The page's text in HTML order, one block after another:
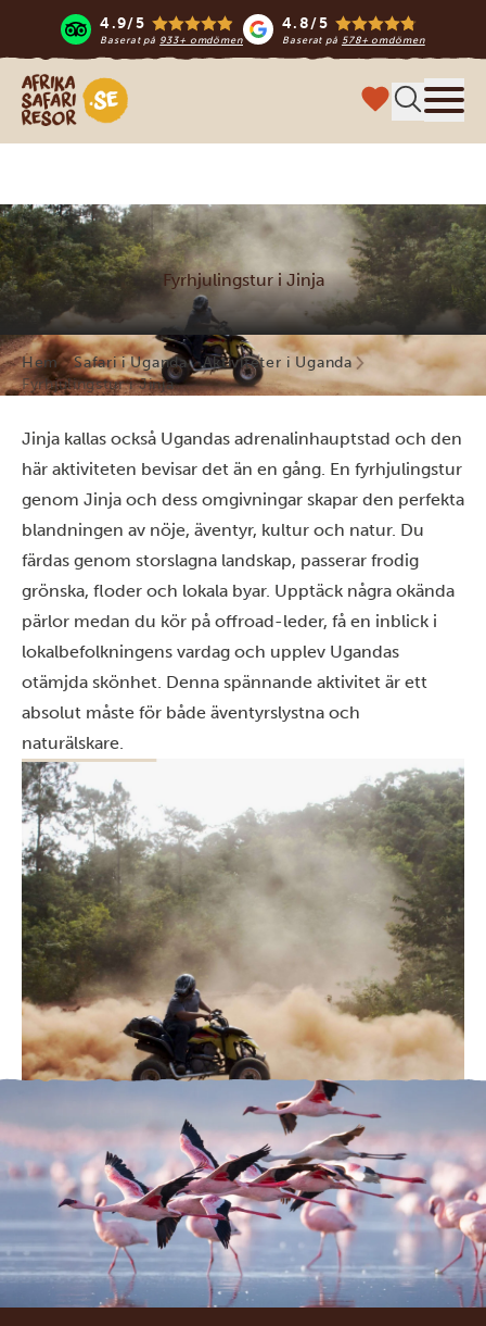
4.9/5
Baserat på 933+ omdömen
4.8/5
Baserat på 578+ omdömen
Safari-resor i Afrika
Fyrhjulingstur i Jinja
Hem Safari i Uganda
Aktiviteter i Uganda
Fyrhjulingstur i Jinja
Jinja kallas också Ugandas adrenalinhauptstad och den
här aktiviteten bevisar det än en gång. En fyrhjulingstur
genom Jinja och dess omgivningar skapar den perfekta
blandningen av nöje, äventyr, kultur och natur. Du
färdas genom storslagna landskap, passerar frodig
grönska, floder och lokala byar. Upptäck några okända
pärlor medan du kör på offroad-leder, få en inblick i
lokalbefolkningens vardag och upplev Ugandas
otämjda skönhet. Denna spännande aktivitet är ett
absolut måste för både äventyrslystna och
naturälskare.